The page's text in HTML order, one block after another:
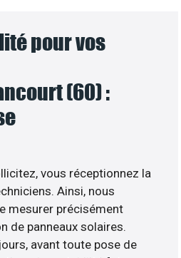
pour vos
(60) :
vous réceptionnez la
Ainsi, nous
mesurer précisément
de panneaux solaires.
avant toute pose de